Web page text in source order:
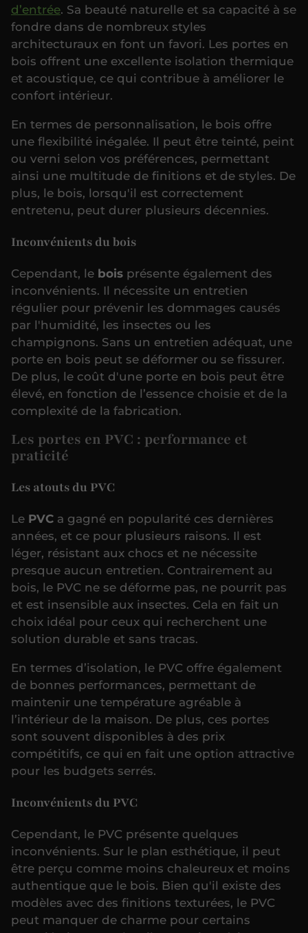
d’entrée. Sa beauté naturelle et sa capacité à se
fondre dans de nombreux styles
architecturaux en font un favori. Les portes en
bois offrent une excellente isolation thermique
et acoustique, ce qui contribue à améliorer le
confort intérieur.
En termes de personnalisation, le bois offre
une flexibilité inégalée. Il peut être teinté, peint
ou verni selon vos préférences, permettant
ainsi une multitude de finitions et de styles. De
plus, le bois, lorsqu'il est correctement
entretenu, peut durer plusieurs décennies.
Inconvénients du bois
Cependant, le bois présente également des
inconvénients. Il nécessite un entretien
régulier pour prévenir les dommages causés
par l'humidité, les insectes ou les
champignons. Sans un entretien adéquat, une
porte en bois peut se déformer ou se fissurer.
De plus, le coût d'une porte en bois peut être
élevé, en fonction de l’essence choisie et de la
complexité de la fabrication.
Les portes en PVC : performance et
praticité
Les atouts du PVC
Le PVC a gagné en popularité ces dernières
années, et ce pour plusieurs raisons. Il est
léger, résistant aux chocs et ne nécessite
presque aucun entretien. Contrairement au
bois, le PVC ne se déforme pas, ne pourrit pas
et est insensible aux insectes. Cela en fait un
choix idéal pour ceux qui recherchent une
solution durable et sans tracas.
En termes d’isolation, le PVC offre également
de bonnes performances, permettant de
maintenir une température agréable à
l’intérieur de la maison. De plus, ces portes
sont souvent disponibles à des prix
compétitifs, ce qui en fait une option attractive
pour les budgets serrés.
Inconvénients du PVC
Cependant, le PVC présente quelques
inconvénients. Sur le plan esthétique, il peut
être perçu comme moins chaleureux et moins
authentique que le bois. Bien qu'il existe des
modèles avec des finitions texturées, le PVC
peut manquer de charme pour certains